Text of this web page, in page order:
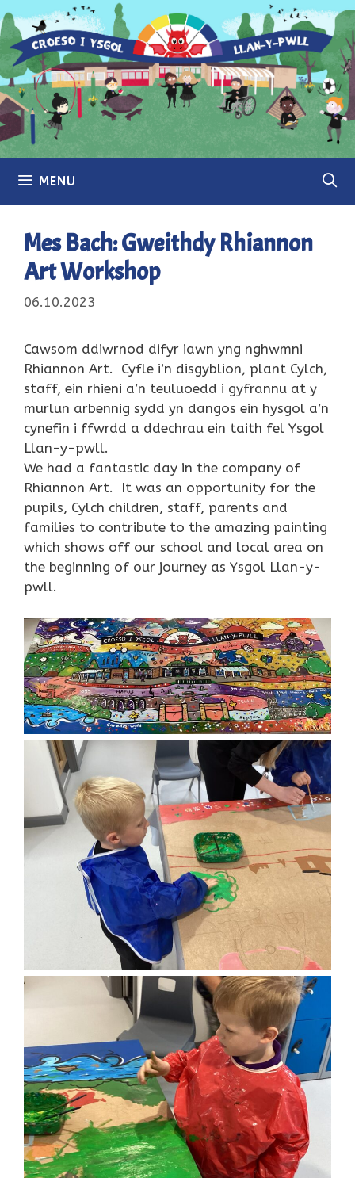
Skip
to
content
MENU
Mes Bach: Gweithdy Rhiannon
Art Workshop
06.10.2023
Cawsom ddiwrnod difyr iawn yng nghwmni
Rhiannon Art. Cyfle i’n disgyblion, plant Cylch,
staff, ein rhieni a’n teuluoedd i gyfrannu at y
murlun arbennig sydd yn dangos ein hysgol a’n
cynefin i ffwrdd a ddechrau ein taith fel Ysgol
Llan-y-pwll.
We had a fantastic day in the company of
Rhiannon Art. It was an opportunity for the
pupils, Cylch children, staff, parents and
families to contribute to the amazing painting
which shows off our school and local area on
the beginning of our journey as Ysgol Llan-y-
pwll.